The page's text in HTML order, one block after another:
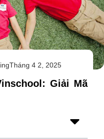
Tháng 4 2, 2025
Giải Mã